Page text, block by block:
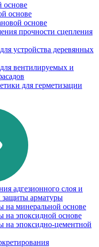
основе
основе
основе
прочности сцепления
устройства деревянных
вентилируемых и
для герметизации
адгезионного слоя и
защиты арматуры
на минеральной основе
на эпоксидной основе
на эпоксидно-цементной